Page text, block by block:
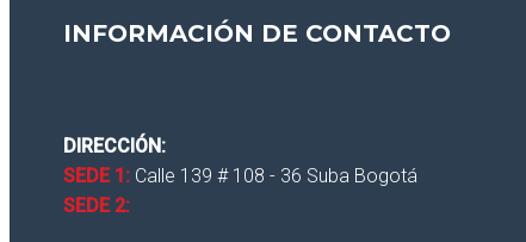
INFORMACIÓN DE CONTACTO
DIRECCIÓN:
SEDE 1: Calle 139 # 108 - 36 Suba Bogotá
SEDE 2: